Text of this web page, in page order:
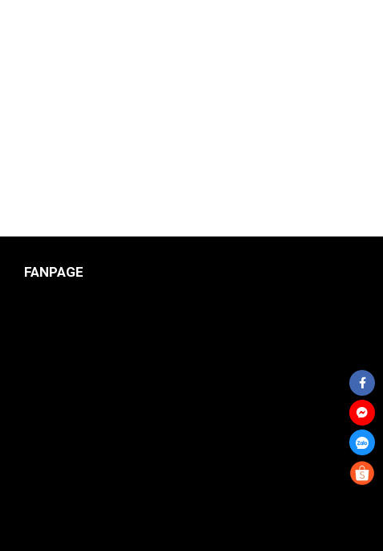
FANPAGE